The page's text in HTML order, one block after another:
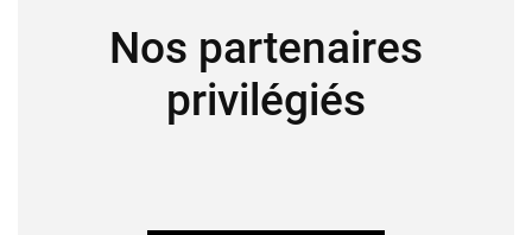
Nos partenaires
privilégiés